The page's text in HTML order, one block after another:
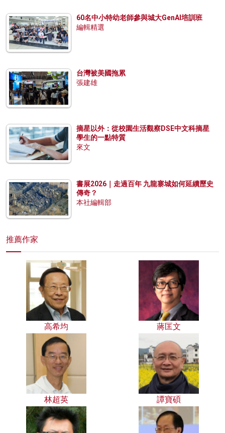
60名中小特幼老師參與城大GenAI培訓班
編輯精選
台灣被美國拖累
張建雄
摘星以外：從校園生活觀察DSE中文科摘星
學生的一點特質
來文
書展2026｜走過百年 九龍寨城如何延續歷史
傳奇？
本社編輯部
推薦作家
高希均 蔣匡文
林超英 譚寶碩